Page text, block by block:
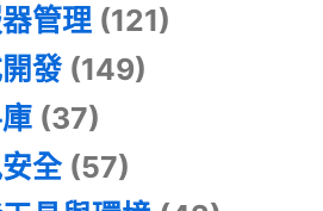
管理(121)
發(149)
(37)
全(57)